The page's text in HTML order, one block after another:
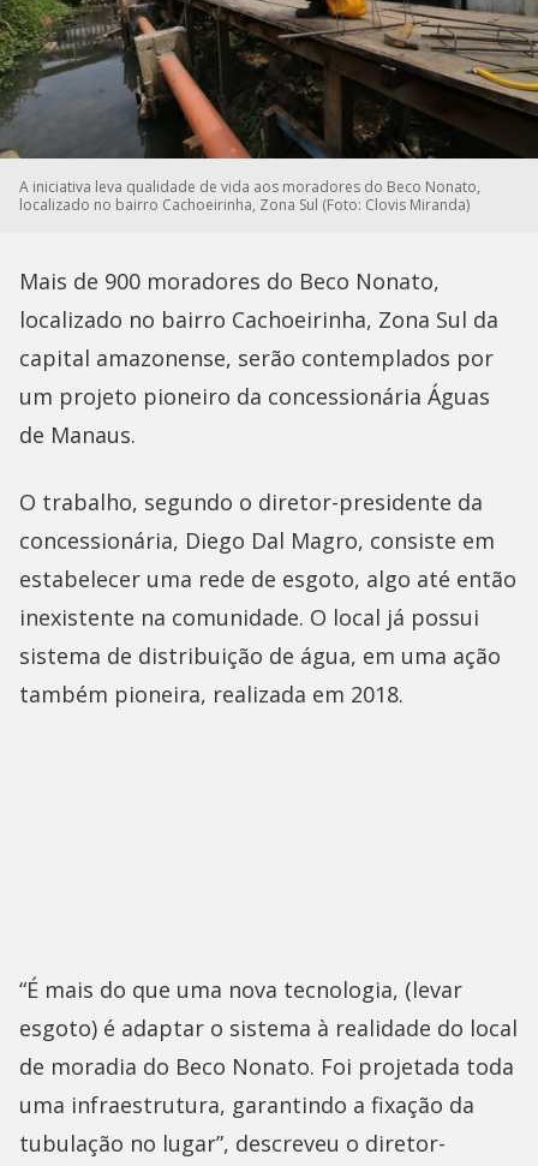
A iniciativa leva qualidade de vida aos moradores do Beco Nonato,
localizado no bairro Cachoeirinha, Zona Sul (Foto: Clovis Miranda)
Mais de 900 moradores do Beco Nonato,
localizado no bairro Cachoeirinha, Zona Sul da
capital amazonense, serão contemplados por
um projeto pioneiro da concessionária Águas
de Manaus.
O trabalho, segundo o diretor-presidente da
concessionária, Diego Dal Magro, consiste em
estabelecer uma rede de esgoto, algo até então
inexistente na comunidade. O local já possui
sistema de distribuição de água, em uma ação
também pioneira, realizada em 2018.
“É mais do que uma nova tecnologia, (levar
esgoto) é adaptar o sistema à realidade do local
de moradia do Beco Nonato. Foi projetada toda
uma infraestrutura, garantindo a fixação da
tubulação no lugar”, descreveu o diretor-